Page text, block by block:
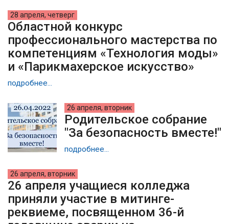
28 апреля, четверг
Областной конкурс
профессионального мастерства по
компетенциям «Технология моды»
и «Парикмахерское искусство»
подробнее...
26 апреля, вторник
Родительское собрание
"За безопасность вместе!"
подробнее...
26 апреля, вторник
26 апреля учащиеся колледжа
приняли участие в митинге-
реквиеме, посвященном 36-й